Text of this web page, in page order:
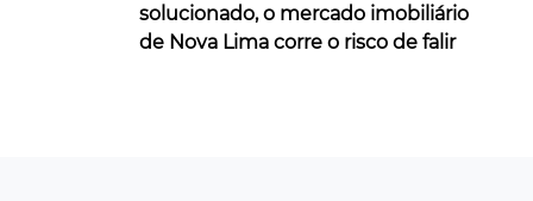
solucionado, o mercado imobiliário
de Nova Lima corre o risco de falir